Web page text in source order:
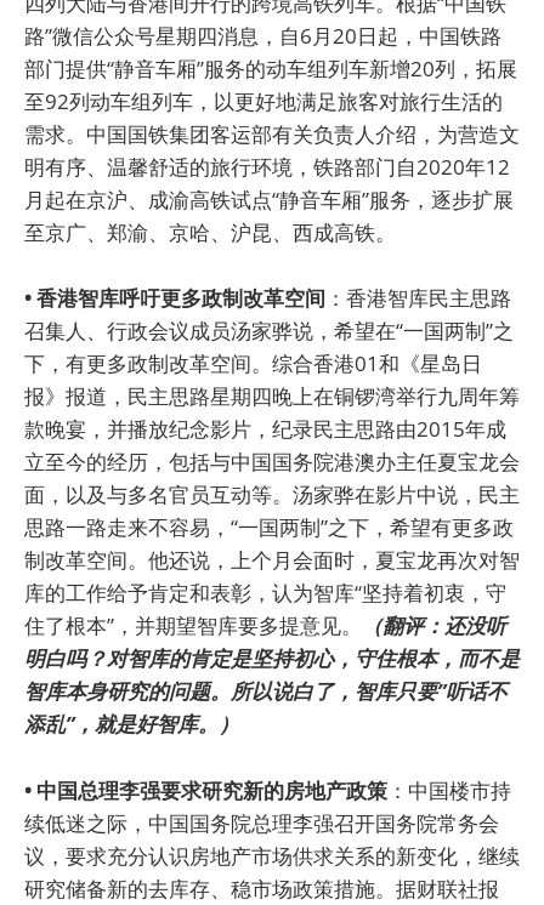
路”微信公众号星期四消息，自6月20日起，中国铁路
部门提供“静音车厢”服务的动车组列车新增20列，拓展
至92列动车组列车，以更好地满足旅客对旅行生活的
需求。中国国铁集团客运部有关负责人介绍，为营造文
明有序、温馨舒适的旅行环境，铁路部门自2020年12
月起在京沪、成渝高铁试点“静音车厢”服务，逐步扩展
至京广、郑渝、京哈、沪昆、西成高铁。
• 香港智库呼吁更多政制改革空间 ：香港智库民主思路
召集人、行政会议成员汤家骅说，希望在“一国两制”之
下，有更多政制改革空间。综合香港01和《星岛日
报》报道，民主思路星期四晚上在铜锣湾举行九周年筹
款晚宴，并播放纪念影片，纪录民主思路由2015年成
立至今的经历，包括与中国国务院港澳办主任夏宝龙会
面，以及与多名官员互动等。汤家骅在影片中说，民主
思路一路走来不容易，“一国两制”之下，希望有更多政
制改革空间。他还说，上个月会面时，夏宝龙再次对智
库的工作给予肯定和表彰，认为智库“坚持着初衷，守
住了根本”，并期望智库要多提意见。
（翻评：还没听
明白吗？对智库的肯定是坚持初心，守住根本，而不是
智库本身研究的问题。所以说白了，智库只要”听话不
添乱”，就是好智库。）
• 中国总理李强要求研究新的房地产政策 ：中国楼市持
续低迷之际，中国国务院总理李强召开国务院常务会
议，要求充分认识房地产市场供求关系的新变化，继续
研究储备新的去库存、稳市场政策措施。据财联社报